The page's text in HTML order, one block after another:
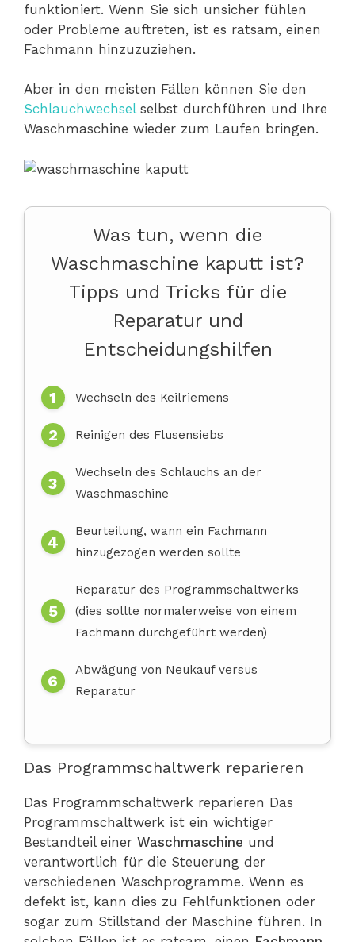
funktioniert. Wenn Sie sich unsicher fühlen
oder Probleme auftreten, ist es ratsam, einen
Fachmann hinzuzuziehen.
Aber in den meisten Fällen können Sie den
Schlauchwechsel selbst durchführen und Ihre
Waschmaschine wieder zum Laufen bringen.
Was tun, wenn die
Waschmaschine kaputt ist?
Tipps und Tricks für die
Reparatur und
Entscheidungshilfen
Wechseln des Keilriemens
Reinigen des Flusensiebs
Wechseln des Schlauchs an der
Waschmaschine
Beurteilung, wann ein Fachmann
hinzugezogen werden sollte
Reparatur des Programmschaltwerks
(dies sollte normalerweise von einem
Fachmann durchgeführt werden)
Abwägung von Neukauf versus
Reparatur
Das Programmschaltwerk reparieren
Das Programmschaltwerk reparieren Das
Programmschaltwerk ist ein wichtiger
Bestandteil einer Waschmaschine und
verantwortlich für die Steuerung der
verschiedenen Waschprogramme. Wenn es
defekt ist, kann dies zu Fehlfunktionen oder
sogar zum Stillstand der Maschine führen. In